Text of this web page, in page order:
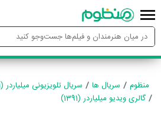
منظوم سریال ها
سریال تلویزیونی میلیاردر (1391)
گالری ویدیو میلیاردر (1391)